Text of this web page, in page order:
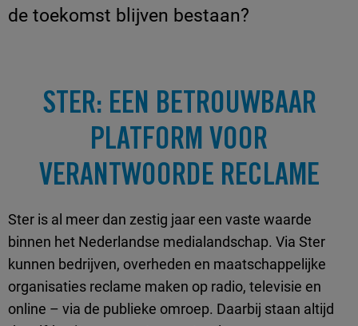
de toekomst blijven bestaan?
STER: EEN BETROUWBAAR
PLATFORM VOOR
VERANTWOORDE RECLAME
Ster is al meer dan zestig jaar een vaste waarde
binnen het Nederlandse medialandschap. Via Ster
kunnen bedrijven, overheden en maatschappelijke
organisaties reclame maken op radio, televisie en
online – via de publieke omroep. Daarbij staan altijd